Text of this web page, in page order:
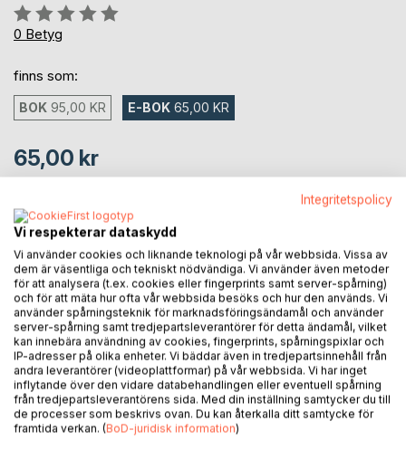
Betyg::
0%
0 Betyg
finns som:
BOK 95,00 KR E-BOK 65,00 KR
65,00 kr
LÄGG I KUNDVAGNEN
Lägg till i kom-ihåglista
Recensera titel
Integritetspolicy
Vi respekterar dataskydd
Vi använder cookies och liknande teknologi på vår webbsida. Vissa av
dem är väsentliga och tekniskt nödvändiga. Vi använder även metoder
för att analysera (t.ex. cookies eller fingerprints samt server-spårning)
och för att mäta hur ofta vår webbsida besöks och hur den används. Vi
använder spårningsteknik för marknadsföringsändamål och använder
server-spårning samt tredjepartsleverantörer för detta ändamål, vilket
kan innebära användning av cookies, fingerprints, spårningspixlar och
IP-adresser på olika enheter. Vi bäddar även in tredjepartsinnehåll från
andra leverantörer (videoplattformar) på vår webbsida. Vi har inget
inflytande över den vidare databehandlingen eller eventuell spårning
från tredjepartsleverantörens sida. Med din inställning samtycker du till
de processer som beskrivs ovan. Du kan återkalla ditt samtycke för
framtida verkan. (BoD-juridisk information)